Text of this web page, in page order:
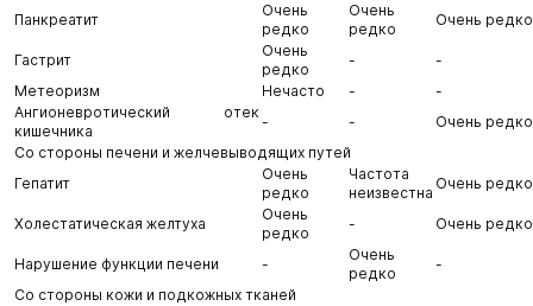
Панкреатит
Очень
редко
Очень
редко
Очень редко
Гастрит
Очень
редко
-
-
Метеоризм
Нечасто -
-
Ангионевротический отек
кишечника
- -
Очень редко
Со стороны печени и желчевыводящих путей
Гепатит
Очень
редко
Частота
неизвестна
Очень редко
Холестатическая желтуха
Очень
редко
- Очень редко
Нарушение функции печени -
Очень
редко
-
Со стороны кожи и подкожных тканей